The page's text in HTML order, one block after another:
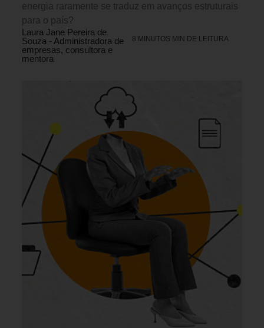
energia raramente se traduz em avanços estruturais
para o país?
Laura Jane Pereira de
Souza - Administradora de
empresas, consultora e
mentora
8 MINUTOS MIN DE LEITURA